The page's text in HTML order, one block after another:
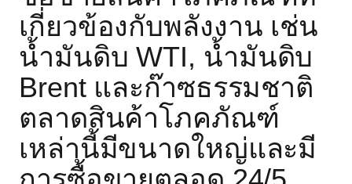
เกี่ยวข้องกับพลังงาน เช่น
น้ำมันดิบ WTI, น้ำมันดิบ
Brent และก๊าซธรรมชาติ
ตลาดสินค้าโภคภัณฑ์
เหล่านี้มีขนาดใหญ่และมี